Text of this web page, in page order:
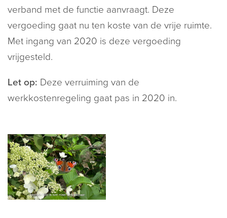
verband met de functie aanvraagt. Deze
vergoeding gaat nu ten koste van de vrije ruimte.
Met ingang van 2020 is deze vergoeding
vrijgesteld.
Let op: Deze verruiming van de
werkkostenregeling gaat pas in 2020 in.